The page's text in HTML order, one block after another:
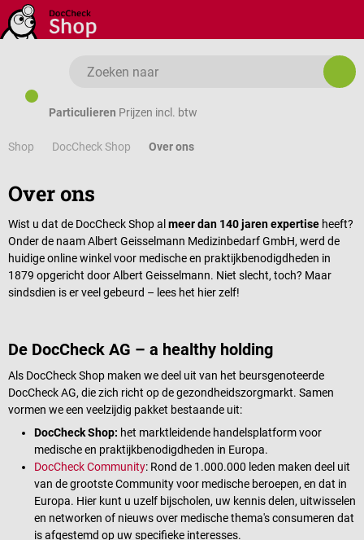
Ga naar de hoofdinhoud
Particulieren Prijzen incl. btw
Shop DocCheck Shop Over ons
Over ons
Wist u dat de DocCheck Shop al meer dan 140 jaren expertise heeft?
Onder de naam Albert Geisselmann Medizinbedarf GmbH, werd de
huidige online winkel voor medische en praktijkbenodigdheden in
1879 opgericht door Albert Geisselmann. Niet slecht, toch? Maar
sindsdien is er veel gebeurd – lees het hier zelf!
De DocCheck AG – a healthy holding
Als DocCheck Shop maken we deel uit van het beursgenoteerde
DocCheck AG, die zich richt op de gezondheidszorgmarkt. Samen
vormen we een veelzijdig pakket bestaande uit:
DocCheck Shop: het marktleidende handelsplatform voor
medische en praktijkbenodigdheden in Europa.
DocCheck Community: Rond de 1.000.000 leden maken deel uit
van de grootste Community voor medische beroepen, en dat in
Europa. Hier kunt u uzelf bijscholen, uw kennis delen, uitwisselen
en networken of nieuws over medische thema's consumeren dat
is afgestemd op uw specifieke interesses.